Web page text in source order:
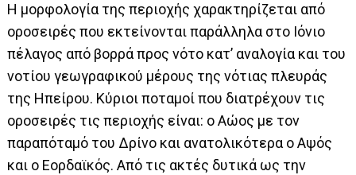
Η μορφολογία της περιοχής χαρακτηρίζεται από
οροσειρές που εκτείνονται παράλληλα στο Ιόνιο
πέλαγος από βορρά προς νότο κατ’ αναλογία και του
νοτίου γεωγραφικού μέρους της νότιας πλευράς
της Ηπείρου. Κύριοι ποταμοί που διατρέχουν τις
οροσειρές τις περιοχής είναι: ο Αώος με τον
παραπόταμό του Δρίνο και ανατολικότερα ο Αψός
και ο Εορδαϊκός. Από τις ακτές δυτικά ως την